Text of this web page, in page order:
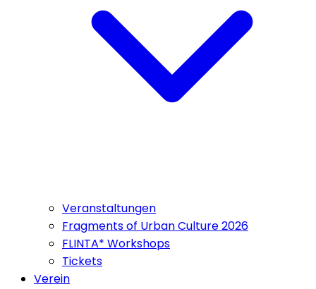
Veranstaltungen
Fragments of Urban Culture 2026
FLINTA* Workshops
Tickets
Verein